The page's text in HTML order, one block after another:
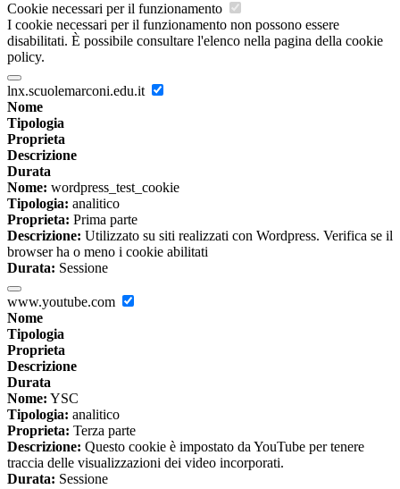
Cookie necessari per il funzionamento
I cookie necessari per il funzionamento non possono essere
disabilitati. È possibile consultare l'elenco nella pagina della cookie
policy.
lnx.scuolemarconi.edu.it
Nome
Tipologia
Proprieta
Descrizione
Durata
Nome: wordpress_test_cookie
Tipologia: analitico
Proprieta: Prima parte
Descrizione: Utilizzato su siti realizzati con Wordpress. Verifica se il
browser ha o meno i cookie abilitati
Durata: Sessione
www.youtube.com
Nome
Tipologia
Proprieta
Descrizione
Durata
Nome: YSC
Tipologia: analitico
Proprieta: Terza parte
Descrizione: Questo cookie è impostato da YouTube per tenere
traccia delle visualizzazioni dei video incorporati.
Durata: Sessione